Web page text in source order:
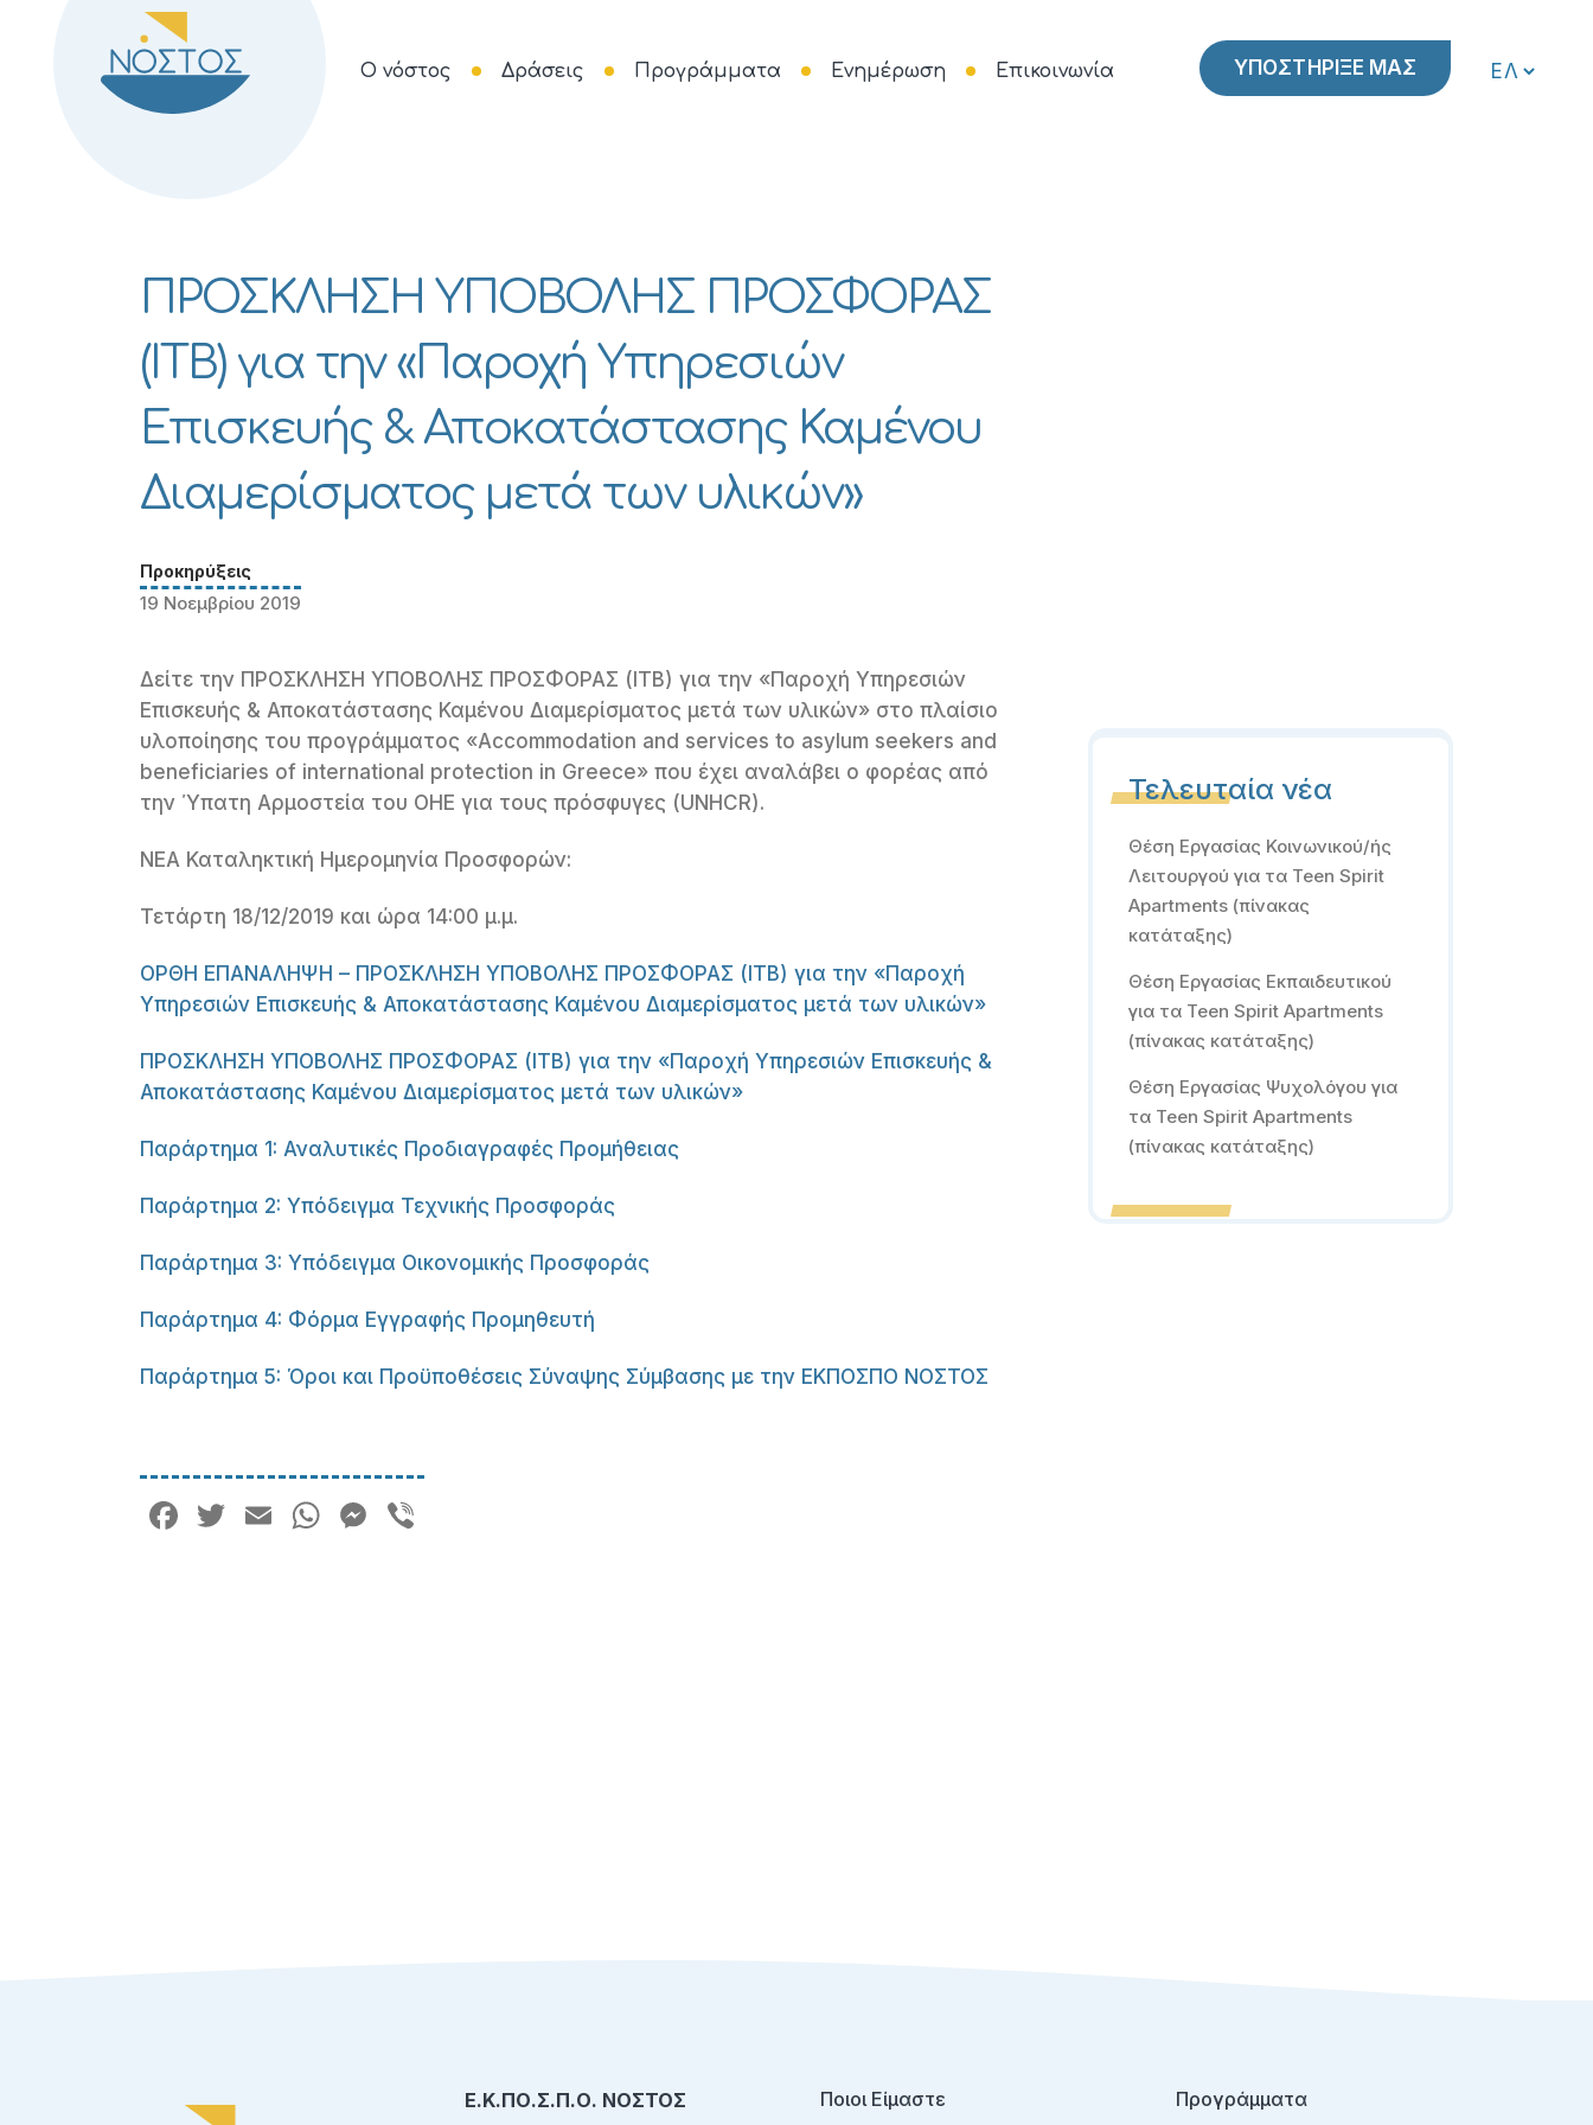
ΥΠΟΣΤΗΡΙΞΕ ΜΑΣ
Ο νόστος Δράσεις Προγράμματα Ενημέρωση Επικοινωνία
ΠΡΟΣΚΛΗΣΗ ΥΠΟΒΟΛΗΣ ΠΡΟΣΦΟΡΑΣ
(ΙΤΒ) για την «Παροχή Υπηρεσιών
Επισκευής & Αποκατάστασης Καμένου
Διαμερίσματος μετά των υλικών»
Προκηρύξεις
19 Νοεμβρίου 2019
Δείτε την ΠΡΟΣΚΛΗΣΗ ΥΠΟΒΟΛΗΣ ΠΡΟΣΦΟΡΑΣ (ΙΤΒ) για την «Παροχή Υπηρεσιών
Επισκευής & Αποκατάστασης Καμένου Διαμερίσματος μετά των υλικών» στο πλαίσιο
υλοποίησης του προγράμματος «Accommodation and services to asylum seekers and
beneficiaries of international protection in Greece» που έχει αναλάβει ο φορέας από
την Ύπατη Αρμοστεία του ΟΗΕ για τους πρόσφυγες (UNHCR).
ΝΕΑ Καταληκτική Ημερομηνία Προσφορών:
Τετάρτη 18/12/2019 και ώρα 14:00 μ.μ.
ΟΡΘΗ ΕΠΑΝΑΛΗΨΗ – ΠΡΟΣΚΛΗΣΗ ΥΠΟΒΟΛΗΣ ΠΡΟΣΦΟΡΑΣ (ΙΤΒ) για την «Παροχή
Υπηρεσιών Επισκευής & Αποκατάστασης Καμένου Διαμερίσματος μετά των υλικών»
ΠΡΟΣΚΛΗΣΗ ΥΠΟΒΟΛΗΣ ΠΡΟΣΦΟΡΑΣ (ΙΤΒ) για την «Παροχή Υπηρεσιών Επισκευής &
Αποκατάστασης Καμένου Διαμερίσματος μετά των υλικών»
Παράρτημα 1: Αναλυτικές Προδιαγραφές Προμήθειας
Παράρτημα 2: Υπόδειγμα Τεχνικής Προσφοράς
Παράρτημα 3: Υπόδειγμα Οικονομικής Προσφοράς
Παράρτημα 4: Φόρμα Εγγραφής Προμηθευτή
Παράρτημα 5: Όροι και Προϋποθέσεις Σύναψης Σύμβασης με την ΕΚΠΟΣΠΟ ΝΟΣΤΟΣ
Facebook
Twitter
EmailWhatsApp
Messenger
Τελευταία νέα
Θέση Εργασίας Κοινωνικού/ής
Λειτουργού για τα Teen Spirit
Apartments (πίνακας
κατάταξης)
Θέση Εργασίας Εκπαιδευτικού
για τα Teen Spirit Apartments
(πίνακας κατάταξης)
Θέση Εργασίας Ψυχολόγου για
τα Teen Spirit Apartments
(πίνακας κατάταξης)
Ε.Κ.ΠΟ.Σ.Π.Ο. ΝΟΣΤΟΣ Ποιοι Είμαστε Προγράμματα